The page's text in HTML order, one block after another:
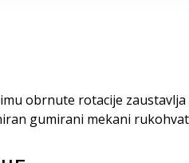
obrnute rotacije
gumirani mekani